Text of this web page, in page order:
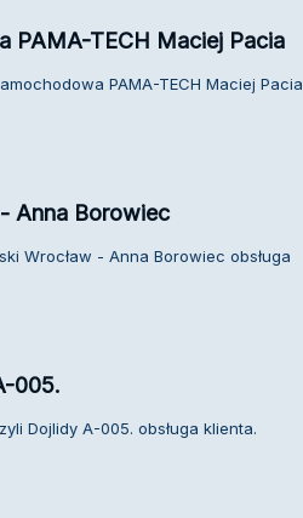
PAMA-TECH Maciej Pacia
PAMA-TECH Maciej Pacia
Anna Borowiec
Wrocław - Anna Borowiec obsługa
005.
Dojlidy A-005. obsługa klienta.